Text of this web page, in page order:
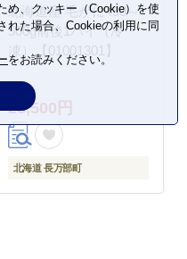
北海道産 毛がに450～
500g前後1ハイ（冷
凍）【01001301】
25,500円
北海道 長万部町
め、クッキー（Cookie）を使
れた場合、Cookieの利用に同
をお読みください。